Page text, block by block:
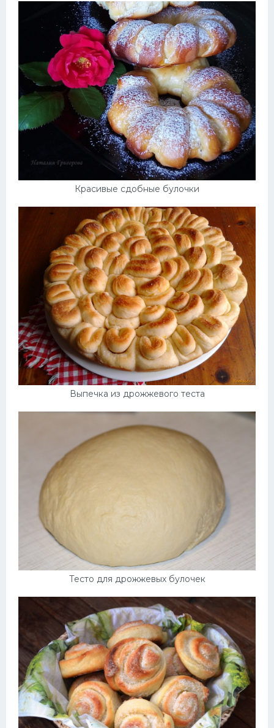
Красивые сдобные булочки
Выпечка из дрожжевого теста
Тесто для дрожжевых булочек